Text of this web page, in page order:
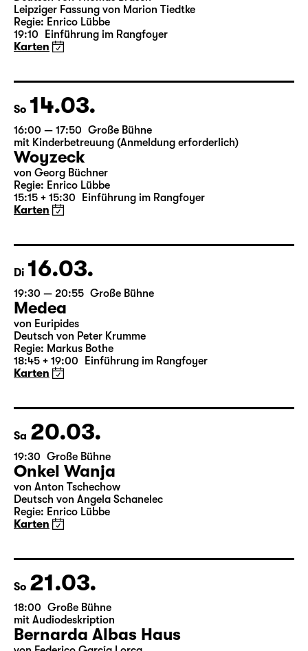
19:30 — 22:40 Große Bühne
Richard III
von William Shakespeare
Deutsch von Thomas Brasch
19:10 Einführung im Rangfoyer
Karten
So 14.03.
16:00 — 17:50 Große Bühne
mit Kinderbetreuung (Anmeldung erforderlich)
Woyzeck
15:15 + 15:30 Einführung im Rangfoyer
Karten
Di 16.03.
19:30 — 20:55 Große Bühne
Medea
von Euripides
18:45 + 19:00 Einführung im Rangfoyer
Karten
Sa 20.03.
19:30 Große Bühne
Onkel Wanja
Regie: Enrico Lübbe
Karten
So 21.03.